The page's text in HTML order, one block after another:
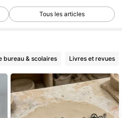
Suiveurs
Tous les articles
bureau & scolaires Livres et revues